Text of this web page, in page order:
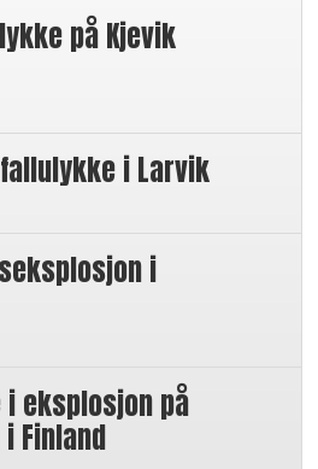
på Kjevik
i Larvik
i
i eksplosjon på
Finland